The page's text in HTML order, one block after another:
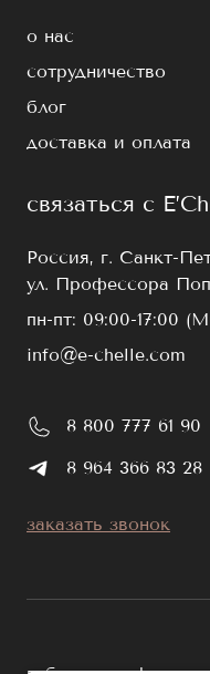
о нас
сотрудничество
блог
доставка и оплата
связаться с
Россия, г. Санкт-
ул. Профессора
пн-пт: 09:00-17:00
info@e-chelle.com
8 800 777 61 90
8 964 366 83 28
заказать звонок